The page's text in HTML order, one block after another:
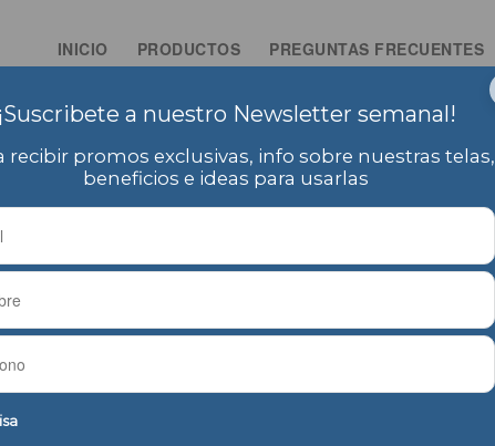
¡Suscribete a nuestro Newsletter semanal!
recibir promos exclusivas, info sobre nuestras telas,
beneficios e ideas para usarlas
INICIO PRODUCTOS PREGUNTAS FRECUENTES
written his bio yet.
say that
TEJIDOSEXPRESS